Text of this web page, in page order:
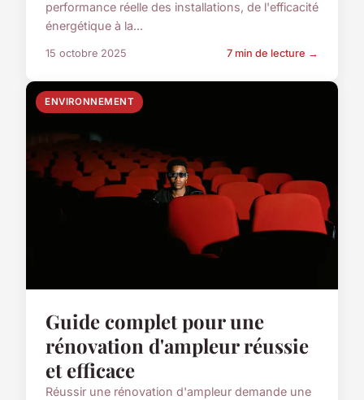
performance réelle des installations, de l'efficacité
énergétique à la...
15 octobre 2025 7 min de lecture →
ENVIRONNEMENT
Guide complet pour une
rénovation d'ampleur réussie
et efficace
Réussir une rénovation d'ampleur demande une